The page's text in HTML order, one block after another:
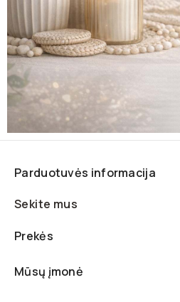
Parduotuvės informacija
Sekite mus
Prekės
Mūsų įmonė